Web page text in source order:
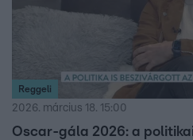
Reggeli
2026. március 18. 15:00
Oscar-gála 2026: a